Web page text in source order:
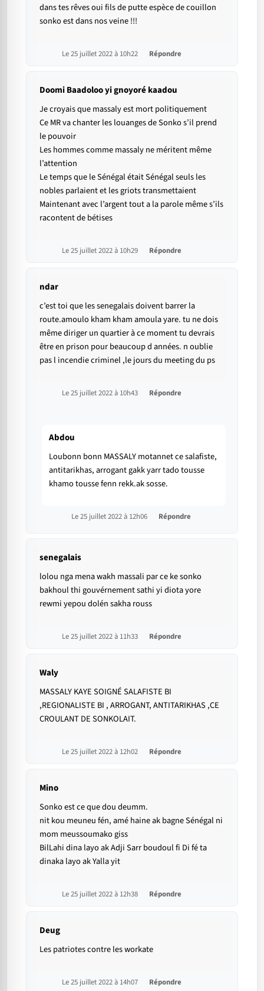
dans tes rêves oui fils de putte espèce de couillon
sonko est dans nos veine !!!
Le 25 juillet 2022 à 10h22 Répondre
Doomi Baadoloo yi gnoyoré kaadou
Je croyais que massaly est mort politiquement
Ce MR va chanter les louanges de Sonko s’il prend
le pouvoir
Les hommes comme massaly ne méritent même
l’attention
Le temps que le Sénégal était Sénégal seuls les
nobles parlaient et les griots transmettaient
Maintenant avec l’argent tout a la parole même s’ils
racontent de bétises
Le 25 juillet 2022 à 10h29 Répondre
ndar
c’est toi que les senegalais doivent barrer la
route.amoulo kham kham amoula yare. tu ne dois
même diriger un quartier à ce moment tu devrais
être en prison pour beaucoup d années. n oublie
pas l incendie criminel ,le jours du meeting du ps
Le 25 juillet 2022 à 10h43 Répondre
Abdou
Loubonn bonn MASSALY motannet ce salafiste,
antitarikhas, arrogant gakk yarr tado tousse
khamo tousse fenn rekk.ak sosse.
Le 25 juillet 2022 à 12h06 Répondre
senegalais
lolou nga mena wakh massali par ce ke sonko
bakhoul thi gouvérnement sathi yi diota yore
rewmi yepou dolén sakha rouss
Le 25 juillet 2022 à 11h33 Répondre
Waly
MASSALY KAYE SOIGNÉ SALAFISTE BI
,REGIONALISTE BI , ARROGANT, ANTITARIKHAS ,CE
CROULANT DE SONKOLAIT.
Le 25 juillet 2022 à 12h02 Répondre
Mino
Sonko est ce que dou deumm.
nit kou meuneu fén, amé haine ak bagne Sénégal ni
mom meussoumako giss
BilLahi dina layo ak Adji Sarr boudoul fi Di fé ta
dinaka layo ak Yalla yit
Le 25 juillet 2022 à 12h38 Répondre
Deug
Les patriotes contre les workate
Le 25 juillet 2022 à 14h07 Répondre